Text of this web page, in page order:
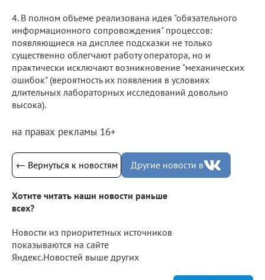
4. В полном объеме реализована идея "обязательного
информационного сопровождения" процессов:
появляющиеся на дисплее подсказки не только
существенно облегчают работу оператора, но и
практически исключают возникновение "механических
ошибок" (вероятность их появления в условиях
длительных лабораторных исследований довольно
высока).
на правах рекламы 16+
← Вернуться к новостям Другие новости в
Хотите читать наши новости раньше
всех?
Новости из приоритетных источников
показываются на сайте
Яндекс.Новостей выше других